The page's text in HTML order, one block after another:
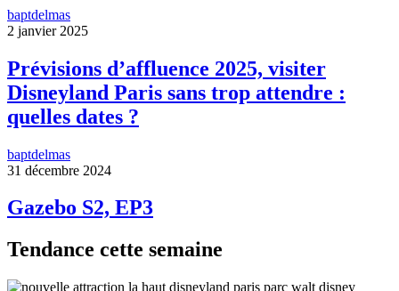
baptdelmas
2 janvier 2025
Prévisions d’affluence 2025, visiter
Disneyland Paris sans trop attendre :
quelles dates ?
baptdelmas
31 décembre 2024
Gazebo S2, EP3
Tendance cette semaine